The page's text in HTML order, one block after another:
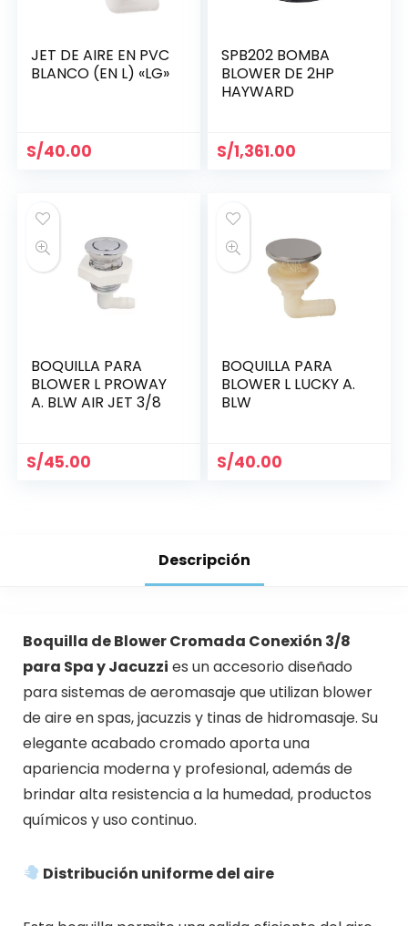
JET DE AIRE EN PVC
BLANCO (EN L) «LG»
S/40.00
SPB202 BOMBA
BLOWER DE 2HP
HAYWARD
S/1,361.00
BOQUILLA PARA
BLOWER L PROWAY
A. BLW AIR JET 3/8
S/45.00
BOQUILLA PARA
BLOWER L LUCKY A.
BLW
S/40.00
Descripción
Boquilla de Blower Cromada Conexión 3/8
para Spa y Jacuzzi es un accesorio diseñado
para sistemas de aeromasaje que utilizan blower
de aire en spas, jacuzzis y tinas de hidromasaje. Su
elegante acabado cromado aporta una
apariencia moderna y profesional, además de
brindar alta resistencia a la humedad, productos
químicos y uso continuo.
Distribución uniforme del aire